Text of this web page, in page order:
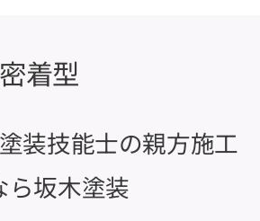
着型
装技能士の親方施工
ら坂木塗装